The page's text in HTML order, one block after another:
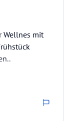
Wellnes mit